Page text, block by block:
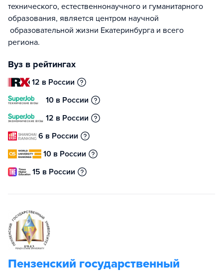
технического, естественнонаучного и гуманитарного
образования, является центром научной
образовательной жизни Екатеринбурга и всего
региона.
Вуз в рейтингах
12 в России
10 в России
12 в России
6 в России
10 в России
15 в России
Пензенский государственный